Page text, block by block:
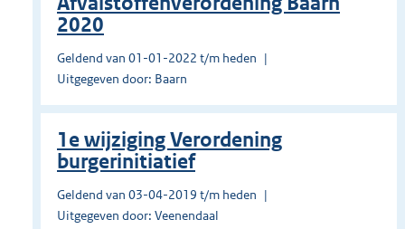
2020
Geldend van 01-01-2022 t/m heden
Uitgegeven door: Baarn
1e wijziging Verordening
burgerinitiatief
Geldend van 03-04-2019 t/m heden
Uitgegeven door: Veenendaal